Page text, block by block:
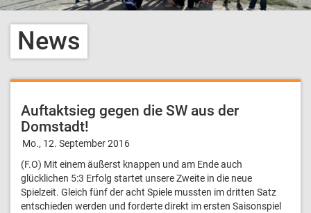
News
Auftaktsieg gegen die SW aus der
Domstadt!
Mo., 12. September 2016
(F.O) Mit einem äußerst knappen und am Ende auch
glücklichen 5:3 Erfolg startet unsere Zweite in die neue
Spielzeit. Gleich fünf der acht Spiele mussten im dritten Satz
entschieden werden und forderte direkt im ersten Saisonspiel